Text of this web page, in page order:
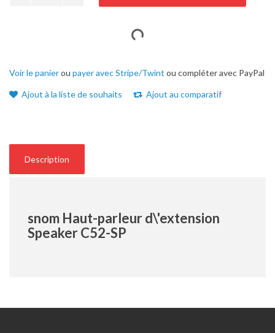
Voir le panierou payer avec Stripe/Twint ou compléter avec PayPal
Ajout à la liste de souhaits Ajout au comparatif
Description
snom Haut-parleur d\'extension
Speaker C52-SP